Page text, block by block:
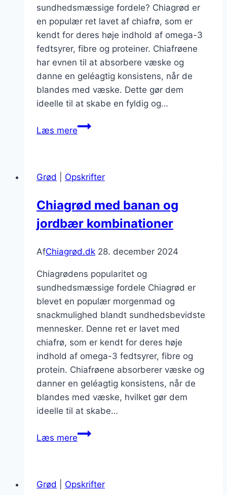
sundhedsmæssige fordele? Chiagrød er
en populær ret lavet af chiafrø, som er
kendt for deres høje indhold af omega-3
fedtsyrer, fibre og proteiner. Chiafrøene
har evnen til at absorbere væske og
danne en geléagtig konsistens, når de
blandes med væske. Dette gør dem
ideelle til at skabe en fyldig og…
Læs mereChiagrød
ingefær
detox
Grød Opskrifter
Chiagrød med banan og
jordbær kombinationer
AfChiagrød.dk 28. december 2024
Chiagrødens popularitet og
sundhedsmæssige fordele Chiagrød er
blevet en populær morgenmad og
snackmulighed blandt sundhedsbevidste
mennesker. Denne ret er lavet med
chiafrø, som er kendt for deres høje
indhold af omega-3 fedtsyrer, fibre og
protein. Chiafrøene absorberer væske og
danner en geléagtig konsistens, når de
blandes med væske, hvilket gør dem
ideelle til at skabe…
Læs mereChiagrød
jordbær
Grød Opskrifter